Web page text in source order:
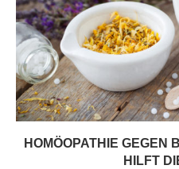
HOMÖOPATHIE GEGEN
HILFT